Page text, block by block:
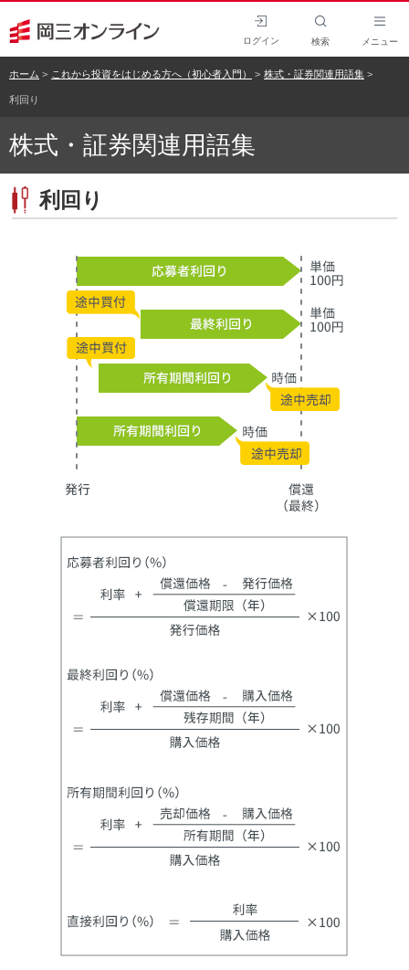
ログイン 検索 メニュー
ホーム これから投資をはじめる方へ（初心者入門） 株式・証券関連用語集
利回り
株式・証券関連用語集
利回り